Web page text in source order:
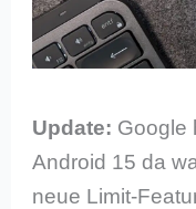
Update: Google
Android 15 da
neue Limit-